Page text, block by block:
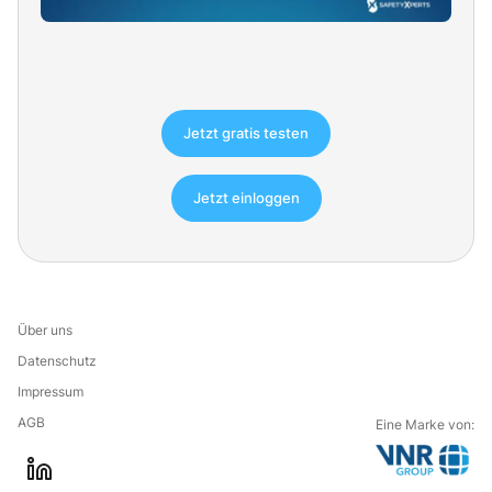
Jetzt gratis testen
Jetzt einloggen
Über uns
Datenschutz
Impressum
AGB
Eine Marke von: